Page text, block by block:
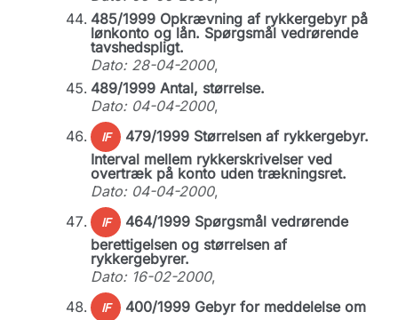
485/1999 Opkrævning af rykkergebyr på
lønkonto og lån. Spørgsmål vedrørende
tavshedspligt.
Dato: 28-04-2000,
489/1999 Antal, størrelse.
Dato: 04-04-2000,
IF
479/1999 Størrelsen af rykkergebyr.
Interval mellem rykkerskrivelser ved
overtræk på konto uden trækningsret.
Dato: 04-04-2000,
IF
464/1999 Spørgsmål vedrørende
berettigelsen og størrelsen af
rykkergebyrer.
Dato: 16-02-2000,
IF
400/1999 Gebyr for meddelelse om